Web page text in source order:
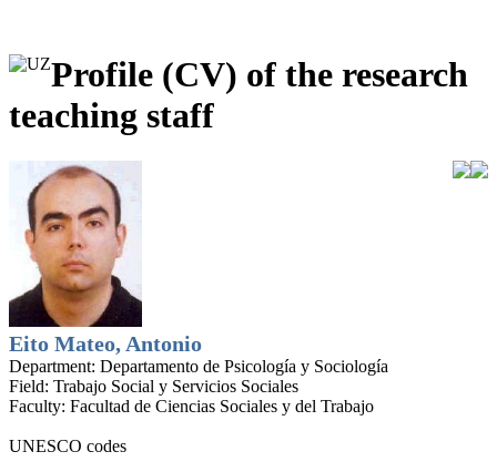
Profile (CV) of the research
teaching staff
Eito Mateo, Antonio
Department: Departamento de Psicología y Sociología
Field: Trabajo Social y Servicios Sociales
Faculty: Facultad de Ciencias Sociales y del Trabajo
UNESCO codes